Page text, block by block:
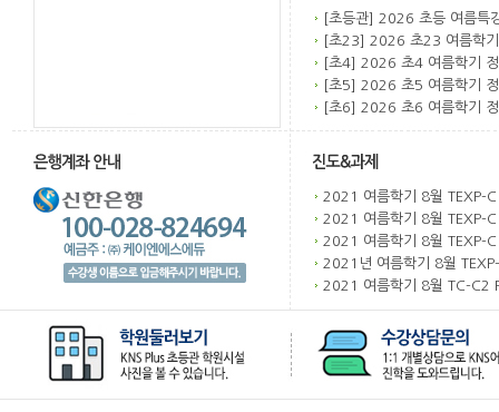
[초등관] 2026 초등 여름특
[초23] 2026 초23 여름학
[초4] 2026 초4 여름학기
[초5] 2026 초5 여름학기
[초6] 2026 초6 여름학기
2021 여름학기 8월 TEXP-
2021 여름학기 8월 TEXP-
2021 여름학기 8월 TEXP-
2021년 여름학기 8월
2021 여름학기 8월 TC-C2